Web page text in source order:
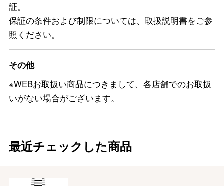
証。
保証の条件および制限については、取扱説明書をご参
照ください。
その他
※WEBお取扱い商品につきまして、各店舗でのお取扱
いがない場合がございます。
最近チェックした商品